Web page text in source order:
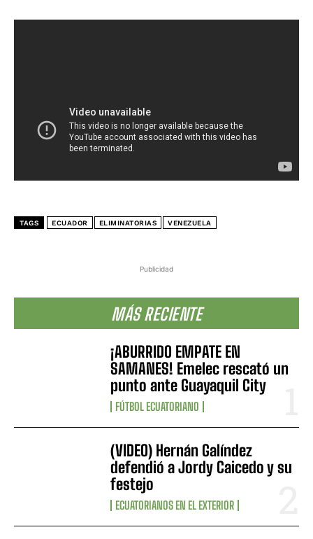
Publicidad
MÁS RECIENTE
¡ABURRIDO EMPATE EN
SAMANES! Emelec rescató un
punto ante Guayaquil City
FÚTBOL ECUATORIANO
(VIDEO) Hernán Galíndez
defendió a Jordy Caicedo y su
festejo
ECUATORIANOS EN EL EXTERIOR
TAGS ECUADOR ELIMINATORIAS VENEZUELA